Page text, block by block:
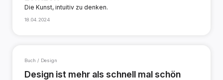
Die Kunst, intuitiv zu denken.
18.04.2024
Buch / Design
Design ist mehr als schnell mal schön